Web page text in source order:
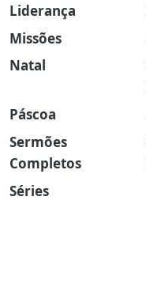
Liderança
Missões
Natal
Páscoa
Sermões
Completos
Séries